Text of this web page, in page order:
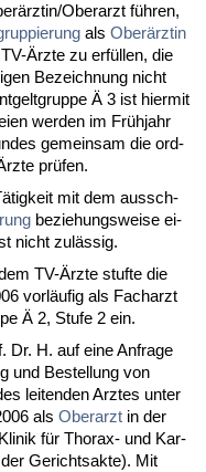
Ober­arzt führen,
als Oberärz­tin
Ärz­te zu erfüllen, die
Be­zeich­nung nicht
Ä 3 ist hier­mit
wer­den im Frühjahr
ge­mein­sam die ord­
prüfen.
mit dem aus­sch­
be­zie­hungs­wei­se ei­
nicht zulässig.
TV-Ärz­te stuf­te die
vorläufig als Fach­arzt
Ä 2, Stu­fe 2 ein.
Dr. H. auf ei­ne An­fra­ge
und Be­stel­lung von
lei­ten­den Arz­tes un­ter
als Ober­arzt in der
für Tho­rax- und Kar­
Ge­richts­ak­te). Mit